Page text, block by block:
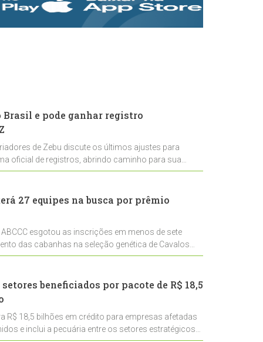
rastreabilidade e
rigor técnico para
Brasil e pode ganhar registro
de Zebu discute os últimos ajustes para
oficial de registros, abrindo caminho para sua
27 equipes na busca por prêmio
esgotou as inscrições em menos de sete
das cabanhas na seleção genética de Cavalos
beneficiados por pacote de R$ 18,5
R$ 18,5 bilhões em crédito para empresas afetadas
e inclui a pecuária entre os setores estratégicos